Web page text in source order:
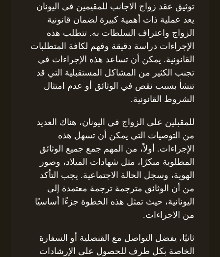
توثيق عقد زواج الاجانب للمقيمين فى اليونان
يعد عملية ذات أهمية كبيرة لضمان قانونية
الزواج واعتراف السلطات به. تتطلب هذه
الإجراءات دراسة دقيقة وفهم لكافة المتطلبات
القانونية. يمكن أن تساعد هذه الإجراءات في
تجنب الكثير من المشاكل المستقبلية التي قد
تنشأ بسبب نقص في الوثائق أو عدم امتثال
الشروط القانونية.
للمقبلين على الزواج في اليونان، هناك العديد
من التوصيات التي يمكن أن تسهل هذه
الإجراءات. أولاً، من المهم جمع جميع الوثائق
المطلوبة مبكرًا، مثل شهادات الميلاد، وصور
الهوية، وسجل الحالة الاجتماعية. يجب التأكد
من أن الوثائق مترجمة ترجمة معتمدة إلى
اليونانية، حيث تمثل هذه الخطوة جزءًا أساسيًا
من الاجراءات.
ثانيًا، يفضل التواصل مع القنصلية أو السفارة
الخاصة بكل طرف للحصول على الإرشادات